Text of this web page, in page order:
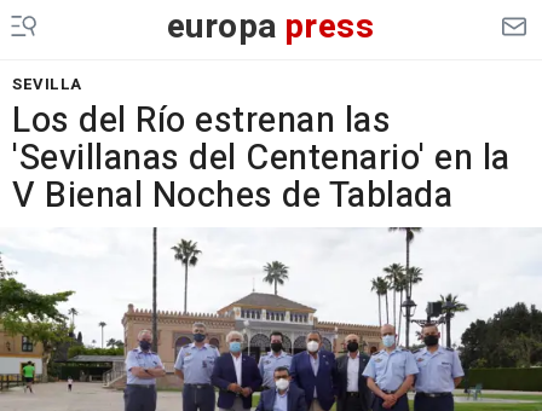
europa press
SEVILLA
Los del Río estrenan las
'Sevillanas del Centenario' en la
V Bienal Noches de Tablada